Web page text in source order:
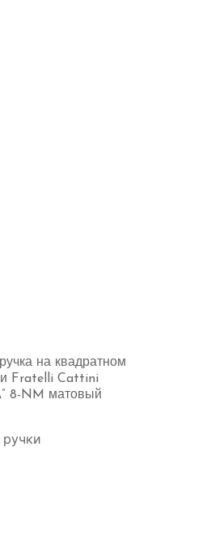
на квадратном
Fratelli Cattini
8-NM матовый